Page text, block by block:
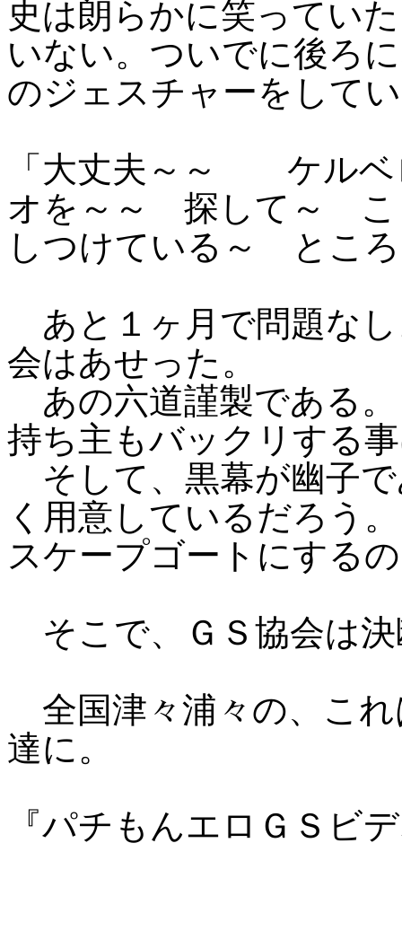
史は朗らかに笑ってい
いない。ついでに後ろ
のジェスチャーをして
「大丈夫～～ ケルベ
オを～～ 探して～ こ
しつけている～ とこ
あと１ヶ月で問題な
会はあせった。
あの六道謹製である
持ち主もバックリする
そして、黒幕が幽子
く用意しているだろう
スケープゴートにする
そこで、ＧＳ協会は決
全国津々浦々の、こ
達に。
『パチもんエロＧＳビ